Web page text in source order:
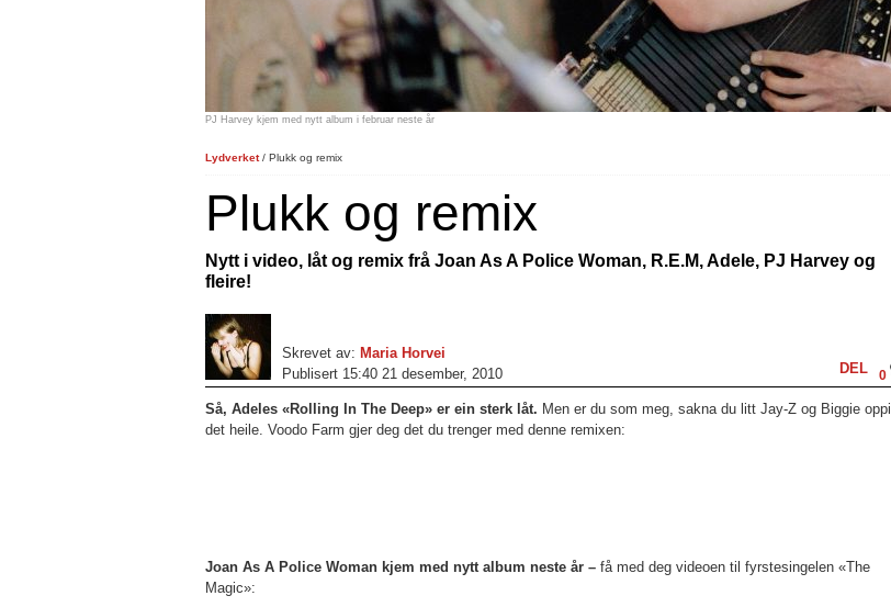
PJ Harvey kjem med nytt album i februar neste år
Lydverket/ Plukk og remix
Plukk og remix
Nytt i video, låt og remix frå Joan As A Police Woman, R.E.M, Adele, PJ Harvey og
fleire!
Skrevet av: Maria Horvei
Publisert 15:40 21 desember, 2010
DEL 0
Så, Adeles «Rolling In The Deep» er ein sterk låt. Men er du som meg, sakna du litt Jay-Z og Biggie oppi
det heile. Voodo Farm gjer deg det du trenger med denne remixen:
Joan As A Police Woman kjem med nytt album neste år – få med deg videoen til fyrstesingelen «The
Magic»: